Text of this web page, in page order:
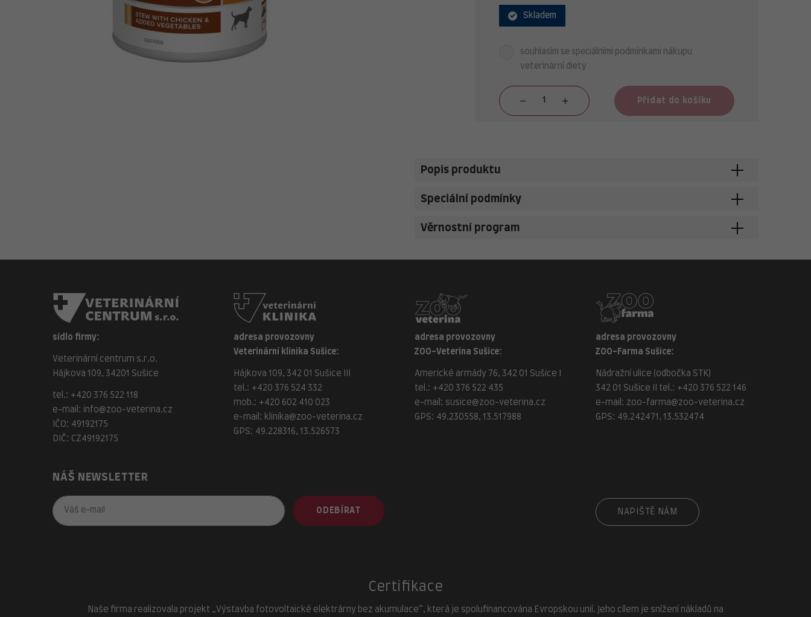
Skladem
souhlasím se speciálními podmínkami nákupu
veterinární diety
Přidat do košíku
Popis produktu
Speciální podmínky
Věrnostní program
sídlo firmy:
Veterinární centrum s.r.o.
Hájkova 109, 34201 Sušice
tel.: +420 376 522 118
e-mail:
info@zoo-veterina.cz
IČO: 49192175
DIČ: CZ49192175
adresa provozovny
Veterinární klinika Sušice:
Hájkova 109, 342 01 Sušice III
tel.: +420 376 524 332
mob.: +420 602 410 023
e-mail: klinika@zoo-veterina.cz
GPS: 49.228316, 13.526573
NÁŠ NEWSLETTER
ODEBÍRAT
adresa provozovny
ZOO-Veterina Sušice:
Americké armády 76, 342 01 Sušice I
tel.: +420 376 522 435
e-mail: susice@zoo-veterina.cz
GPS: 49.230558, 13.517988
adresa provozovny
ZOO-Farma Sušice:
Nádražní ulice (odbočka STK)
342 01 Sušice II tel.: +420 376 522 146
e-mail: zoo-farma@zoo-veterina.cz
GPS: 49.242471, 13.532474
NAPIŠTĚ NÁM
Certifikace
Naše firma realizovala projekt „Výstavba fotovoltaické elektrárny bez akumulace“, která je spolufinancována Evropskou unií. Jeho cílem je snížení nákladů na